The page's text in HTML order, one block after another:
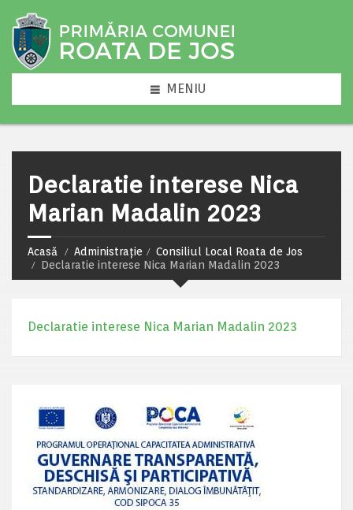
MENIU
Declaratie interese Nica
Marian Madalin 2023
Acasă Administrație
Consiliul Local Roata de Jos
Declaratie interese Nica Marian Madalin 2023
Declaratie interese Nica Marian Madalin 2023